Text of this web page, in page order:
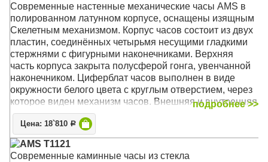
Корпус часов изготовлен из металла. Цвет корпуса:
золото. Позолоченный циферблат с латинскими
цифрами завершен фурнитурой черного цвета. В
середине циферблата механизм с вращающимися
шестеренками. Специально разработанный
энергоэффективный и тихий часовой механизм.
Питание от батареек (приобретаются отдельно). Часы
London Clock Co. поставляются в стильной фирменной
упаковке, с подробной инструкцией по эксплуатации и
гарантийным талоном.
Механизм: Кварцевый
Корпус: Металл, стекло
Размер: 14 х 12 х 6 см
Современные настенные механические часы AMS в
полированном латунном корпусе, оснащены изящным
Скелетным механизмом. Корпус часов состоит из двух
пластин, соединённых четырьмя несущими гладкими
стержнями с фигурными наконечниками. Верхняя
часть корпуса закрыта полусферой гонга, увенчанной
наконечником. Циферблат часов выполнен в виде
окружности белого цвета с круглым отверстием, через
которое виден механизм часов. Внешняя и внутренняя
границы циферблата окаймлены латунными ободками.
На циферблате находятся римские цифры чёрного
цвета. Фигурные центральные стрелки часов и минут
также выполнены в чёрном цвете
подробнее >>
Цена: 18`810 Р
AMS T1121
Современные каминные часы из стекла